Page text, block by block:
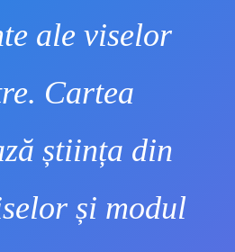
ale viselor
Cartea
știința din
și modul